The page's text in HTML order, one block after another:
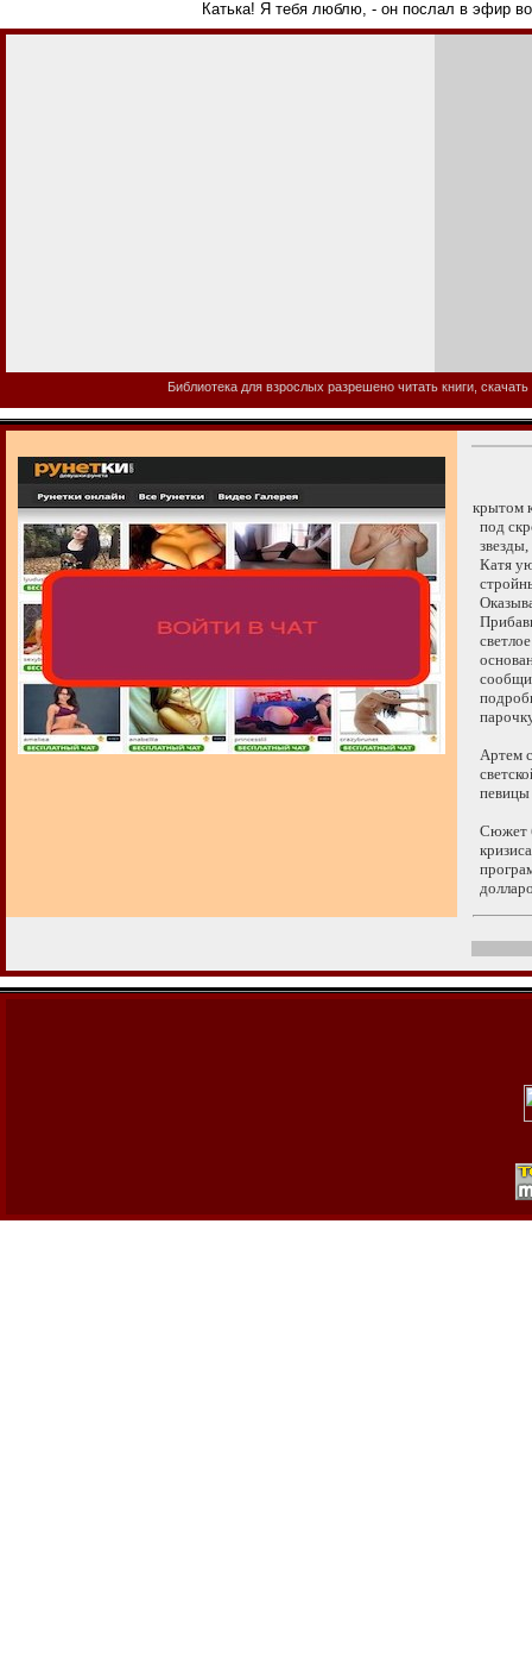
Катька! Я тебя люблю, - он послал в эфир
Библиотека для взрослых разрешено читать книги,
крытом
под
Катя
Артем
певицы
Сюжет